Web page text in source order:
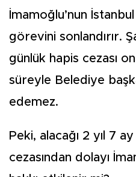
İmamoğlu’nun İstanbul
görevini sonlandırır.
günlük hapis cezası
süreyle Belediye
edemez.
Peki, alacağı 2 yıl 7
cezasından dolayı